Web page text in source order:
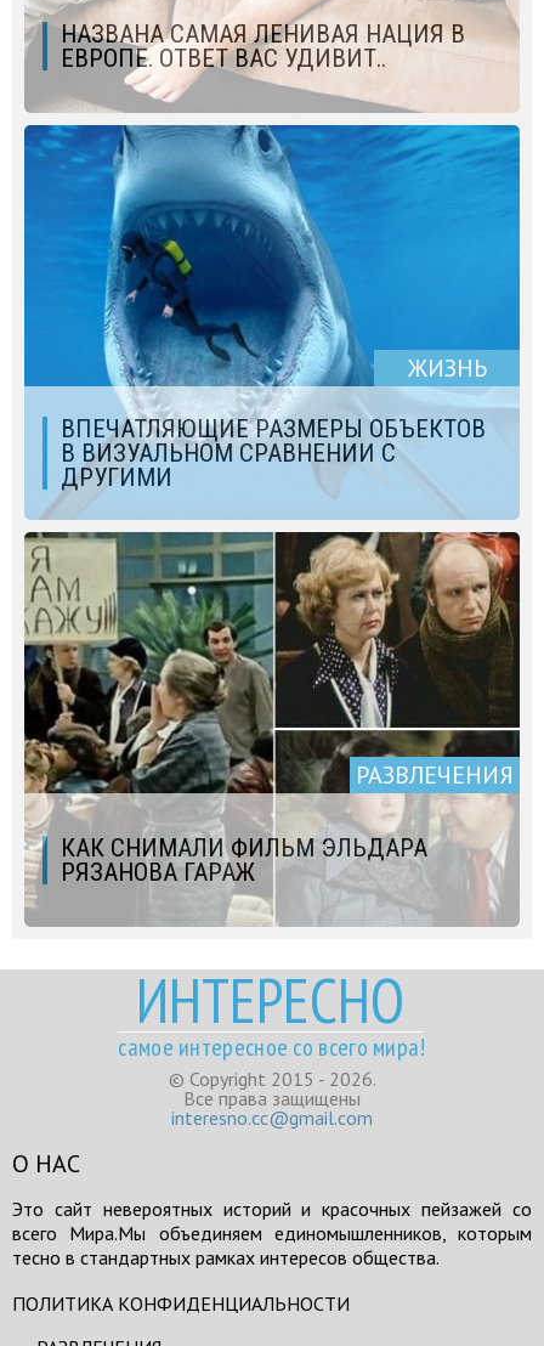
НАЗВАНА САМАЯ ЛЕНИВАЯ НАЦИЯ В
ЕВРОПЕ. ОТВЕТ ВАС УДИВИТ..
ЖИЗНЬ
ВПЕЧАТЛЯЮЩИЕ РАЗМЕРЫ ОБЪЕКТОВ
В ВИЗУАЛЬНОМ СРАВНЕНИИ С
ДРУГИМИ
РАЗВЛЕЧЕНИЯ
КАК СНИМАЛИ ФИЛЬМ ЭЛЬДАРА
РЯЗАНОВА ГАРАЖ
ИНТЕРЕСНО
самое интересное со всего мира!
© Copyright 2015 - 2026.
Все права защищены
interesno.cc@gmail.com
О НАС
Это сайт невероятных историй и красочных пейзажей со
всего Мира.Мы объединяем единомышленников, которым
тесно в стандартных рамках интересов общества.
ПОЛИТИКА КОНФИДЕНЦИАЛЬНОСТИ